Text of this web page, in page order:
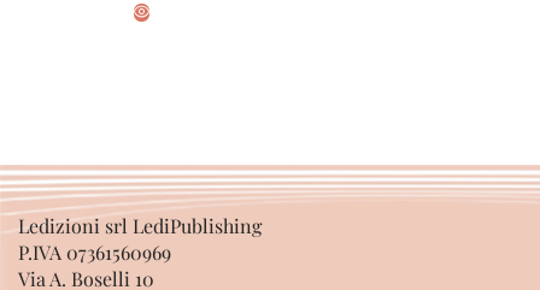
Ledizioni srl LediPublishing
P.IVA 07361560969
Via A. Boselli 10